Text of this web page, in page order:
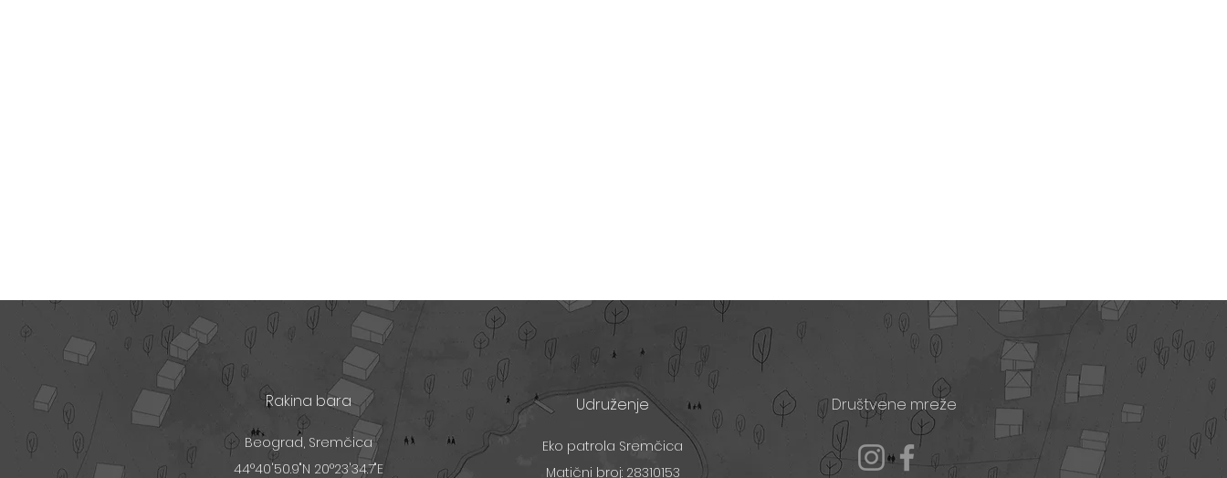
Rakina bara
Beograd, Sremčica
44°40'50.9"N 20°23'34.7"E
Udruženje
Eko patrola Sremčica
Matični broj: 28310153
Društvene mreže